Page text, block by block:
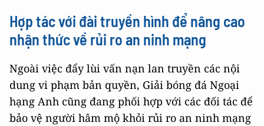
Hợp tác với đài truyền hình để nâng cao
nhận thức về rủi ro an ninh mạng
Ngoài việc đẩy lùi vấn nạn lan truyền các nội
dung vi phạm bản quyền, Giải bóng đá Ngoại
hạng Anh cũng đang phối hợp với các đối tác để
bảo vệ người hâm mộ khỏi rủi ro an ninh mạng